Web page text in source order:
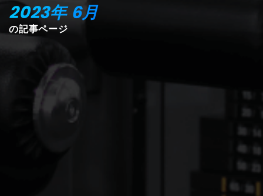
2023年 6月
の記事ページ